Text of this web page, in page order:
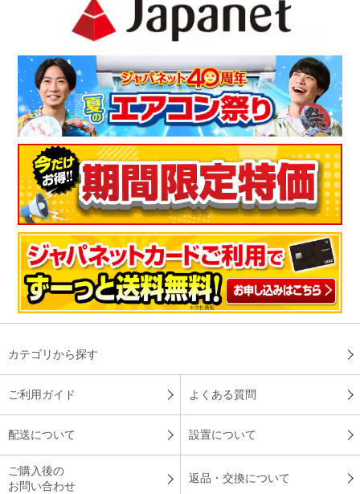
全く問題ありません
ｅｃｏこれっきり自動で暖房、除湿、冷房を自動で運転してく
れる機能。タイマ－と違って自動で再運転、停止する「みはっ
ておやすみ」機能がある。 機能、使いやすさ他 全く問題あ
りません。
（ 千葉県 70代 N.K様）
「お客様の声」は実際にご購入されたお客様からのご意見を掲載しておりま
す。
商品により、同一シリーズをご購入された方の声を含みます。
カテゴリから探す
ご利用ガイド よくある質問
配送について 設置について
ご購入後の
お問い合わせ
返品・交換について